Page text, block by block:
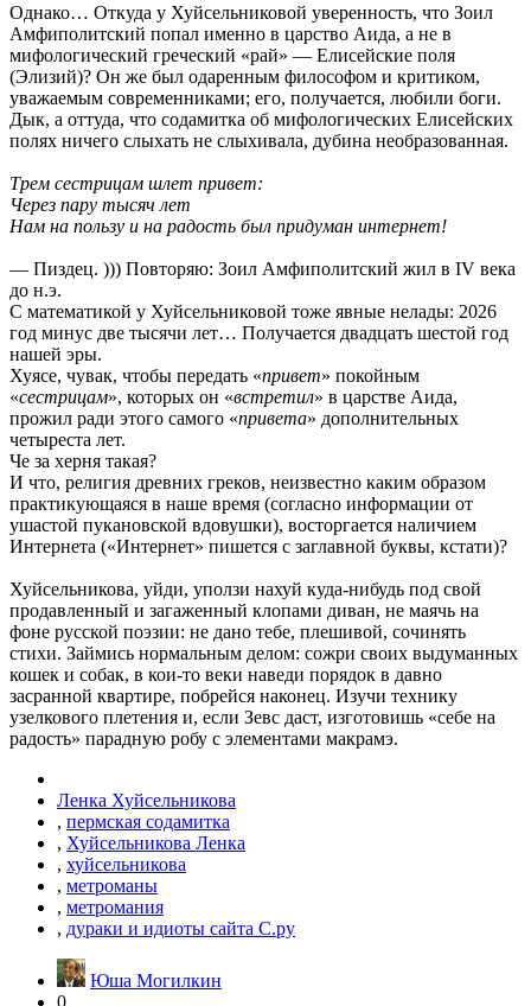
Однако… Откуда у Хуйсельниковой уверенность, что Зоил
Амфиполитский попал именно в царство Аида, а не в
мифологический греческий «рай» — Елисейские поля
(Элизий)? Он же был одаренным философом и критиком,
уважаемым современниками; его, получается, любили боги.
Дык, а оттуда, что содамитка об мифологических Елисейских
полях ничего слыхать не слыхивала, дубина необразованная.
Трем сестрицам шлет привет:
Через пару тысяч лет
Нам на пользу и на радость был придуман интернет!
— Пиздец. ))) Повторяю: Зоил Амфиполитский жил в IV века
до н.э.
С математикой у Хуйсельниковой тоже явные нелады: 2026
год минус две тысячи лет… Получается двадцать шестой год
нашей эры.
Хуясе, чувак, чтобы передать «привет» покойным
«сестрицам», которых он «встретил» в царстве Аида,
прожил ради этого самого «привета» дополнительных
четыреста лет.
Че за херня такая?
И что, религия древних греков, неизвестно каким образом
практикующаяся в наше время (согласно информации от
ушастой пукановской вдовушки), восторгается наличием
Интернета («Интернет» пишется с заглавной буквы, кстати)?
Хуйсельникова, уйди, уползи нахуй куда-нибудь под свой
продавленный и загаженный клопами диван, не маячь на
фоне русской поэзии: не дано тебе, плешивой, сочинять
стихи. Займись нормальным делом: сожри своих выдуманных
кошек и собак, в кои-то веки наведи порядок в давно
засранной квартире, побрейся наконец. Изучи технику
узелкового плетения и, если Зевс даст, изготовишь «себе на
радость» парадную робу с элементами макрамэ.
Ленка Хуйсельникова
, пермская содамитка
, Хуйсельникова Ленка
, хуйсельникова
, метроманы
, метромания
, дураки и идиоты сайта С.ру
Юша Могилкин
0